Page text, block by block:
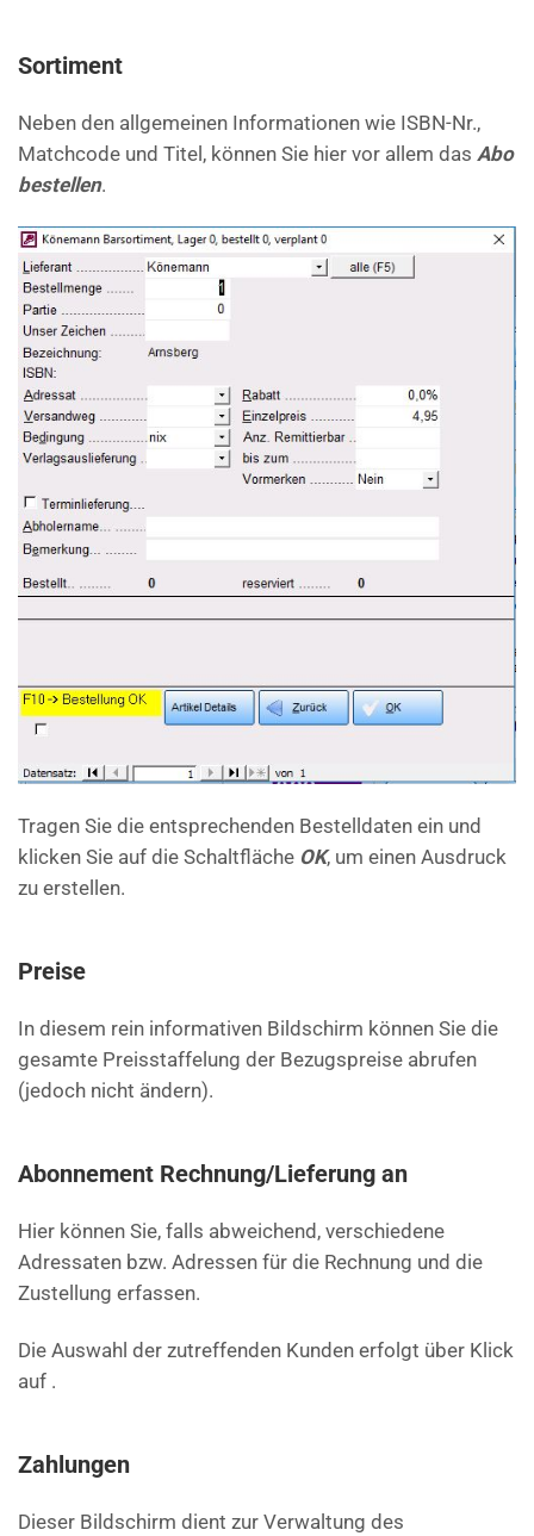
Sortiment
Neben den allgemeinen Informationen wie ISBN-Nr.,
Matchcode und Titel, können Sie hier vor allem das Abo
bestellen.
Tragen Sie die entsprechenden Bestelldaten ein und
klicken Sie auf die Schaltfläche OK, um einen Ausdruck
zu erstellen.
Preise
In diesem rein informativen Bildschirm können Sie die
gesamte Preisstaffelung der Bezugspreise abrufen
(jedoch nicht ändern).
Abonnement Rechnung/Lieferung an
Hier können Sie, falls abweichend, verschiedene
Adressaten bzw. Adressen für die Rechnung und die
Zustellung erfassen.
Die Auswahl der zutreffenden Kunden erfolgt über Klick
auf .
Zahlungen
Dieser Bildschirm dient zur Verwaltung des